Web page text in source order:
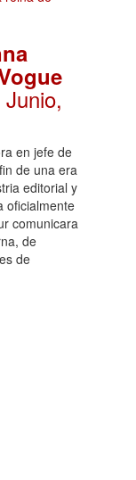
en jefe de
de una era
editorial y
oficialmente
comunicara
de
de